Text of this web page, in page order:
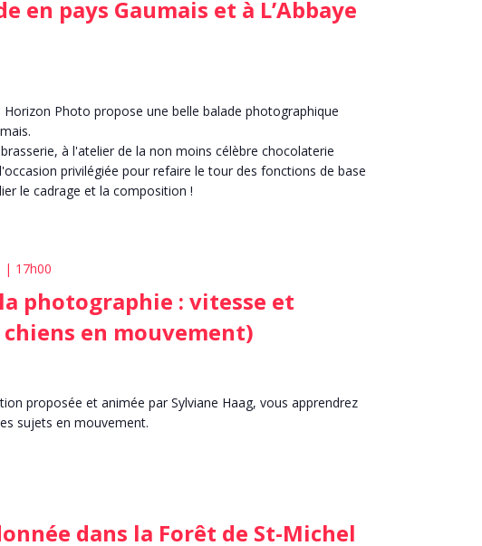
en pays Gaumais et à L’Abbaye
Photo propose une belle balade photographique
à l'atelier de la non moins célèbre chocolaterie
privilégiée pour refaire le tour des fonctions de base
le cadrage et la composition !
photographie : vitesse et
en mouvement)
| 17h00
proposée et animée par Sylviane Haag, vous apprendrez
sujets en mouvement.
dans la Forêt de St-Michel